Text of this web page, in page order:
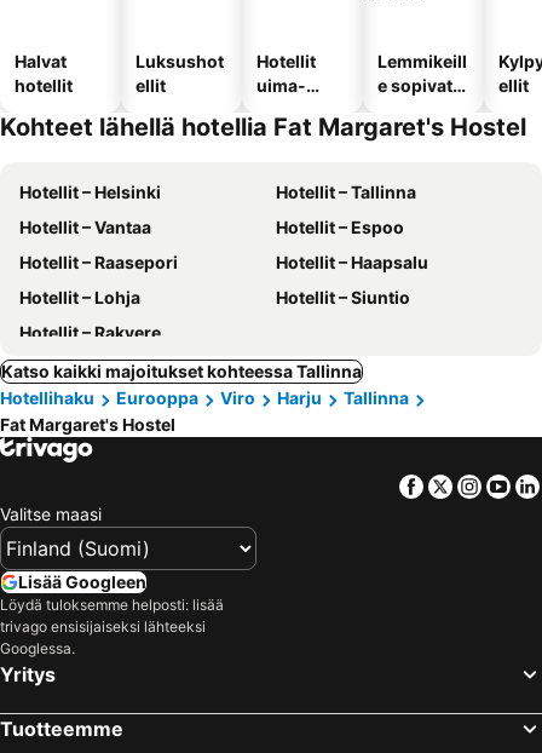
Halvat
hotellit
Luksushot
ellit
Hotellit
uima-
Lemmikeill
e sopivat
ellit
Kohteet lähellä hotellia Fat Margaret's Hostel
Hotellit – Helsinki
Hotellit – Tallinna
Hotellit – Vantaa
Hotellit – Espoo
Hotellit – Raasepori
Hotellit – Haapsalu
Hotellit – Lohja
Hotellit – Siuntio
Hotellit – Rakvere
Katso kaikki majoitukset kohteessa Tallinna
Hotellihaku
Eurooppa Viro Harju
Tallinna
Fat Margaret's Hostel
Facebook
Twitter
Valitse maasi
Lisää Googleen
Löydä tuloksemme helposti: lisää
trivago ensisijaiseksi lähteeksi
Googlessa.
Yritys
Tuotteemme